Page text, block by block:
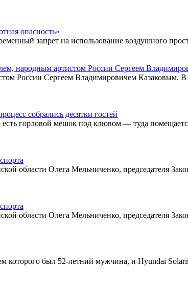
опасность»
запрет на использование воздушного
народным артистом России Сергеем
России Сергеем Владимировичем Казаковым.
собрались десятки гостей
есть горловой мешок под клювом — туда
области Олега Мельниченко, председателя
области Олега Мельниченко, председателя
которого был 52-летний мужчина, и Hyundai